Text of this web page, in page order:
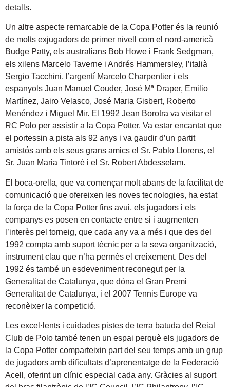
detalls.
Un altre aspecte remarcable de la Copa Potter és la reunió
de molts exjugadors de primer nivell com el nord-americà
Budge Patty, els australians Bob Howe i Frank Sedgman,
els xilens Marcelo Taverne i Andrés Hammersley, l’italià
Sergio Tacchini, l’argentí Marcelo Charpentier i els
espanyols Juan Manuel Couder, José Mª Draper, Emilio
Martínez, Jairo Velasco, José Maria Gisbert, Roberto
Menéndez i Miguel Mir. El 1992 Jean Borotra va visitar el
RC Polo per assistir a la Copa Potter. Va estar encantat que
el portessin a pista als 92 anys i va gaudir d’un partit
amistós amb els seus grans amics el Sr. Pablo Llorens, el
Sr. Juan Maria Tintoré i el Sr. Robert Abdesselam.
El boca-orella, que va començar molt abans de la facilitat de
comunicació que ofereixen les noves tecnologies, ha estat
la força de la Copa Potter fins avui, els jugadors i els
companys es posen en contacte entre si i augmenten
l’interès pel torneig, que cada any va a més i que des del
1992 compta amb suport tècnic per a la seva organització,
instrument clau que n’ha permès el creixement. Des del
1992 és també un esdeveniment reconegut per la
Generalitat de Catalunya, que dóna el Gran Premi
Generalitat de Catalunya, i el 2007 Tennis Europe va
reconèixer la competició.
Les excel·lents i cuidades pistes de terra batuda del Reial
Club de Polo també tenen un espai perquè els jugadors de
la Copa Potter comparteixin part del seu temps amb un grup
de jugadors amb dificultats d’aprenentatge de la Federació
Acell, oferint un clínic especial cada any. Gràcies al suport